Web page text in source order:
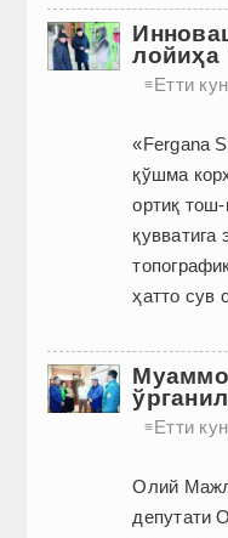
лойиҳа
≡Етти кун
«Fergana
қўшма
ортиқ
қувватига
ҳатто сув
≡Етти кун
Олий
депутати